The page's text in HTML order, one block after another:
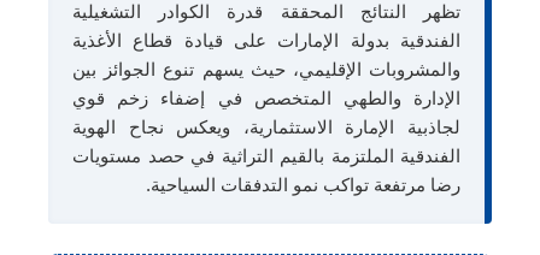
تظهر النتائج المحققة قدرة الكوادر التشغيلية
الفندقية بدولة الإمارات على قيادة قطاع الأغذية
والمشروبات الإقليمي، حيث يسهم تنوع الجوائز بين
الإدارة والطهي المتخصص في إضفاء زخم قوي
لجاذبية الإمارة الاستثمارية، ويعكس نجاح الهوية
الفندقية الملتزمة بالقيم التراثية في حصد مستويات
رضا مرتفعة تواكب نمو التدفقات السياحية.